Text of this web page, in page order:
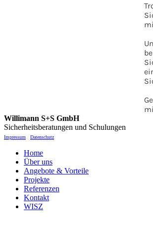
Willimann S+S GmbH
Sicherheitsberatungen und Schulungen
Impressum Datenschutz
Home
Über uns
Angebote & Vorteile
Projekte
Referenzen
Kontakt
WISZ